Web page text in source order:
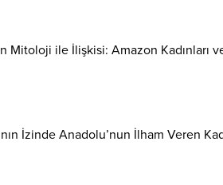
Mitoloji ile İlişkisi: Amazon Kadınları
İzinde Anadolu’nun İlham Veren